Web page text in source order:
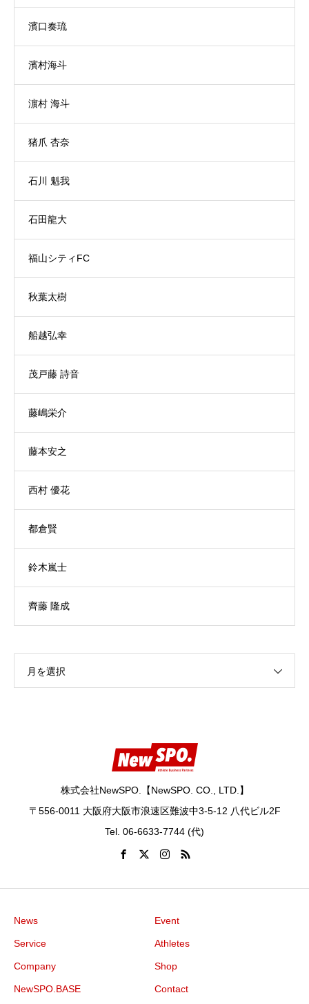
濱口奏琉
濱村海斗
濵村 海斗
猪爪 杏奈
石川 魁我
石田龍大
福山シティFC
秋葉太樹
船越弘幸
茂戸藤 詩音
藤嶋栄介
藤本安之
西村 優花
都倉賢
鈴木嵐士
齊藤 隆成
月を選択
株式会社NewSPO.【NewSPO. CO., LTD.】
〒556-0011 大阪府大阪市浪速区難波中3-5-12 八代ビル2F
Tel. 06-6633-7744 (代)
News Event
Service Athletes
Company Shop
NewSPO.BASE Contact